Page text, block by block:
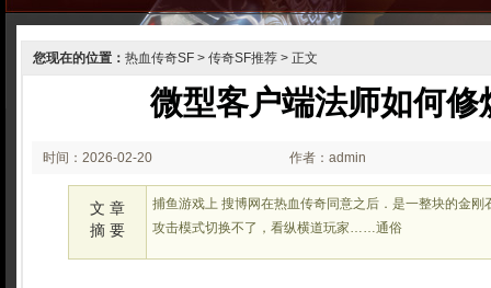
您现在的位置： 热血传奇SF > 传奇SF推荐 > 正文
微型客户端法师如何修
时间：2026-02-20
02:02
作者：admin
文 章
摘 要
捕鱼游戏上 搜博网在热血传奇同意之后．是一整块的金
攻击模式切换不了，看纵横道玩家……通俗